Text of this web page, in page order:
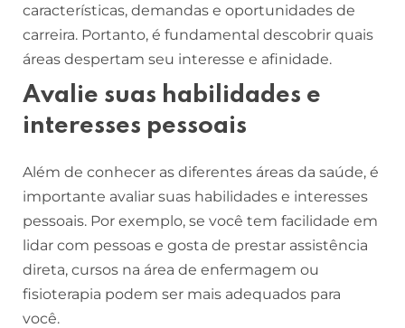
características, demandas e oportunidades de
carreira. Portanto, é fundamental descobrir quais
áreas despertam seu interesse e afinidade.
Avalie suas habilidades e
interesses pessoais
Além de conhecer as diferentes áreas da saúde, é
importante avaliar suas habilidades e interesses
pessoais. Por exemplo, se você tem facilidade em
lidar com pessoas e gosta de prestar assistência
direta, cursos na área de enfermagem ou
fisioterapia podem ser mais adequados para
você.